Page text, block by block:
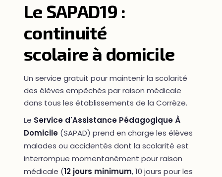
Le SAPAD19 :
continuité
scolaire à domicile
Un service gratuit pour maintenir la scolarité
des élèves empêchés par raison médicale
dans tous les établissements de la Corrèze.
Le Service d'Assistance Pédagogique À
Domicile (SAPAD) prend en charge les élèves
malades ou accidentés dont la scolarité est
interrompue momentanément pour raison
médicale (12 jours minimum, 10 jours pour les